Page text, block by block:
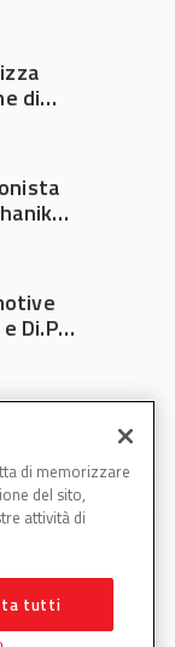
di
Di.Pa.
P.IVA
di memorizzare
del sito,
attività di
tutti